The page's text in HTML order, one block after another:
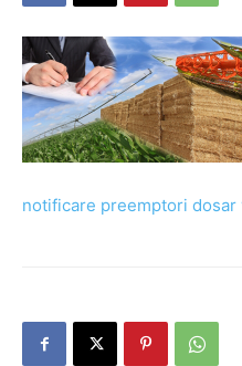
notificare preemptori dosar